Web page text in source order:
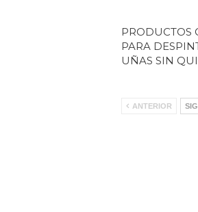
PRODUCTOS
PARA
UÑAS SIN
ANTERIOR